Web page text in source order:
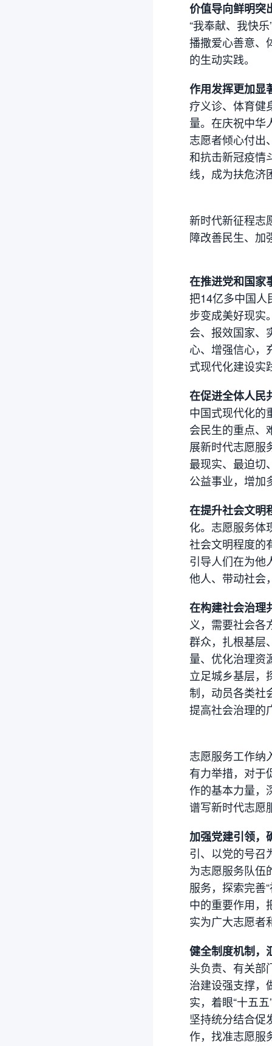
价值导向鲜明突
“我奉献、我快
播撒爱心善意、
的生动实践。
作用发挥更加显
疗义诊、体育健
量。在庆祝中华
志愿者倾心付出
和抗击新冠疫情
线，成为扶危济
新时代新征程志
障改善民生、加
在推进党和国家
把14亿多中国人
步变成美好现实
会、报效国家、
心、增强信心，
式现代化建设实
在促进全体人民
中国式现代化的
会民生的重点、
展新时代志愿服
最现实、最迫切
公益事业，增加
在提升社会文明
化。志愿服务体
社会文明程度的
引导人们在为他
他人、带动社会
在构建社会治理
义，需要社会各
群众，扎根基层
量、优化治理资
立足城乡基层，
制，动员各类社
提高社会治理的
志愿服务工作纳
有力举措，对于
作的基本力量，
谱写新时代志愿
加强党建引领，
引、以党的号召
为志愿服务队伍
服务，探索完善
中的重要作用，
实为广大志愿者
健全制度机制，
头负责、有关部
治建设强支撑，
实，着眼“十五
坚持统分结合促
作，找准志愿服